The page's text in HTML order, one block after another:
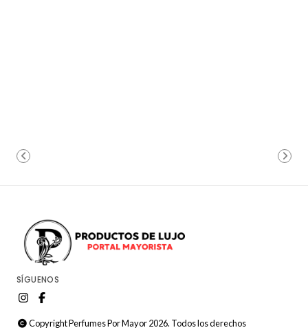
SÍGUENOS
Copyright Perfumes Por Mayor 2026. Todos los derechos